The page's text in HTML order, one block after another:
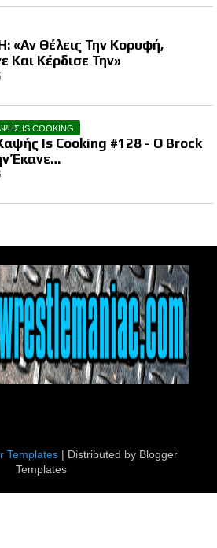
«Αν Θέλεις Την Κορυφή,
Και Κέρδισε Την»
IS COOKING
Is Cooking #128 - Ο Brock
Έκανε…
Templates| Distributed by Blogger
Templates